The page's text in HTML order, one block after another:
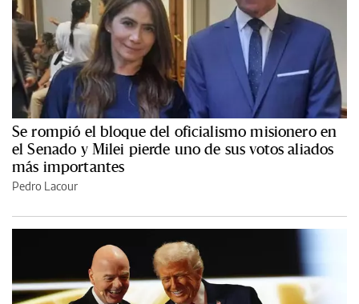
Se rompió el bloque del oficialismo misionero en
el Senado y Milei pierde uno de sus votos aliados
más importantes
Pedro Lacour